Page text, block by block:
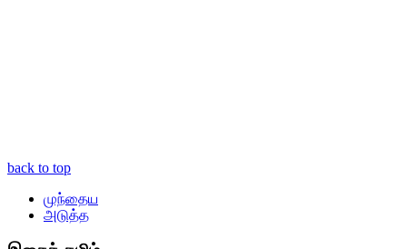
back to top
முந்தைய
அடுத்த